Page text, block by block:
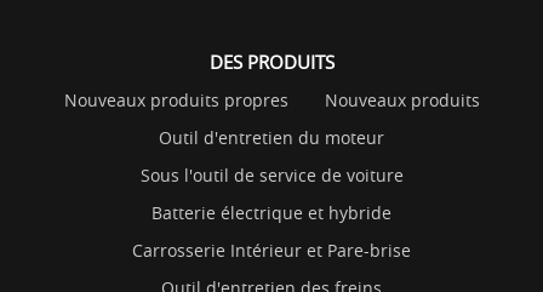
DES PRODUITS
Nouveaux produits propres
Nouveaux produits
Outil d'entretien du moteur
Sous l'outil de service de voiture
Batterie électrique et hybride
Carrosserie Intérieur et Pare-brise